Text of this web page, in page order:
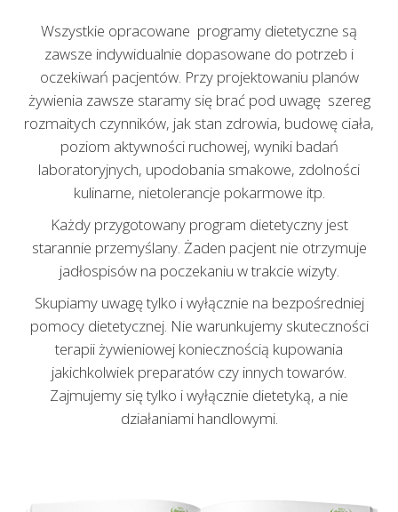
Wszystkie opracowane programy dietetyczne są
zawsze indywidualnie dopasowane do potrzeb i
oczekiwań pacjentów. Przy projektowaniu planów
żywienia zawsze staramy się brać pod uwagę szereg
rozmaitych czynników, jak stan zdrowia, budowę ciała,
poziom aktywności ruchowej, wyniki badań
laboratoryjnych, upodobania smakowe, zdolności
kulinarne, nietolerancje pokarmowe itp.
Każdy przygotowany program dietetyczny jest
starannie przemyślany. Żaden pacjent nie otrzymuje
jadłospisów na poczekaniu w trakcie wizyty.
Skupiamy uwagę tylko i wyłącznie na bezpośredniej
pomocy dietetycznej. Nie warunkujemy skuteczności
terapii żywieniowej koniecznością kupowania
jakichkolwiek preparatów czy innych towarów.
Zajmujemy się tylko i wyłącznie dietetyką, a nie
działaniami handlowymi.